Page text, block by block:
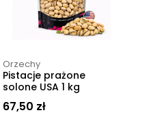
Orzechy
Pistacje prażone
solone USA 1 kg
67,50 zł